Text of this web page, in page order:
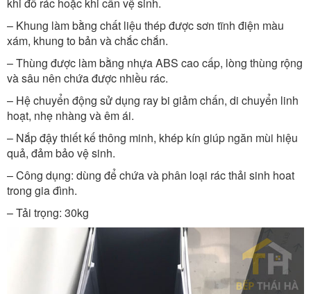
– Khung làm bằng chất liệu thép được sơn tĩnh điện màu
xám, khung to bản và chắc chắn.
– Thùng được làm bằng nhựa ABS cao cấp, lòng thùng rộng
và sâu nên chứa được nhiều rác.
– Hệ chuyển động sử dụng ray bi giảm chấn, di chuyển linh
hoạt, nhẹ nhàng và êm ái.
– Nắp đậy thiết kế thông minh, khép kín giúp ngăn mùi hiệu
quả, đảm bảo vệ sinh.
– Công dụng: dùng để chứa và phân loại rác thải sinh hoat
trong gia đình.
– Tải trọng: 30kg